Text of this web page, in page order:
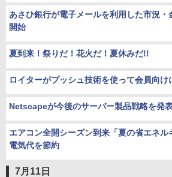
あさひ銀行が電子メールを利用した市況・
開始
夏到来！祭りだ！花火だ！夏休みだ!!
ロイターがプッシュ技術を使って会員向け
Netscapeが今後のサーバー製品戦略を発
エアコン全開シーズン到来「夏の省エネル
電気代を節約
7月11日